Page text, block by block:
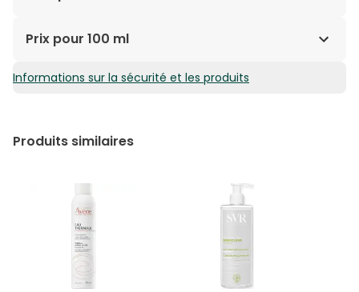
AQUA/WATER/EAU, PEG-6 CAPRYLIC/CAPRIC
XYLITOL, RHAMNOSE CUCUMIS SATIVUS (CUCUMBER)
FRUIT EXTRACT, PROPYLENE GLYCOL, CETRIMONIUM
Prix pour 100 ml
1,98€ / 100 ml
Informations sur la sécurité et les produits
Produits similaires